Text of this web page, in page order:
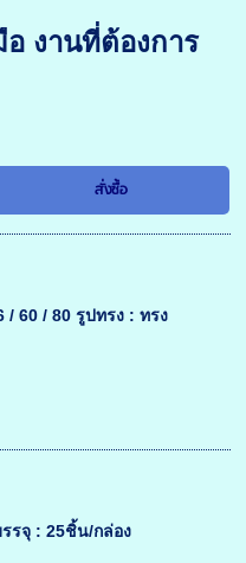
งานที่ต้องการ
60 / 80 รูปทรง : ทรง
รจุ : 25ชิ้น/กล่อง